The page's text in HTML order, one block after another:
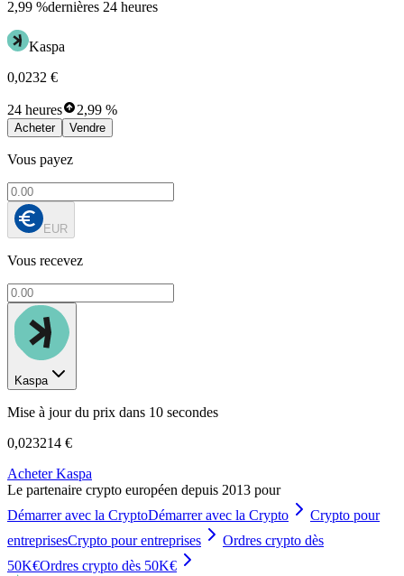
2,99 %dernières 24 heures
Kaspa
0,0232 €
24 heures 2,99 %
Acheter Vendre
Vous payez
EUR
Vous recevez
Kaspa
Mise à jour du prix dans 10 secondes
0,023214 €
Acheter Kaspa
Le partenaire crypto européen depuis 2013 pour
Démarrer avec la CryptoDémarrer avec la Crypto
Crypto pour
entreprisesCrypto pour entreprises
Ordres crypto dès
50K€Ordres crypto dès 50K€